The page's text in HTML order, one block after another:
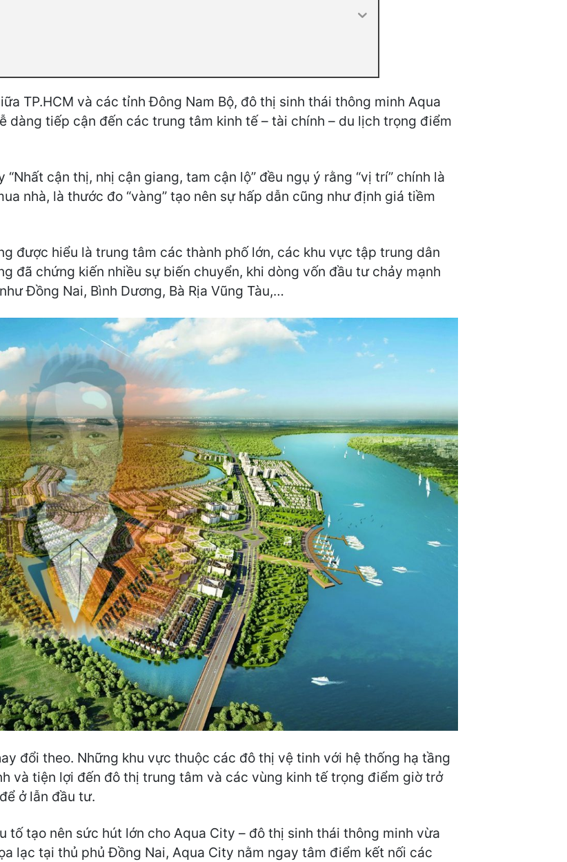
TP.HCM và các tỉnh Đông Nam Bộ, đô thị sinh thái thông minh Aqua
dàng tiếp cận đến các trung tâm kinh tế – tài chính – du lịch trọng điểm
cận thị, nhị cận giang, tam cận lộ” đều ngụ ý rằng “vị trí” chính là
nhà, là thước đo “vàng” tạo nên sự hấp dẫn cũng như định giá tiềm
được hiểu là trung tâm các thành phố lớn, các khu vực tập trung dân
đã chứng kiến nhiều sự biến chuyển, khi dòng vốn đầu tư chảy mạnh
Đồng Nai, Bình Dương, Bà Rịa Vũng Tàu,…
đổi theo. Những khu vực thuộc các đô thị vệ tinh với hệ thống hạ tầng
và tiện lợi đến đô thị trung tâm và các vùng kinh tế trọng điểm giờ trở
ở lẫn đầu tư.
tố tạo nên sức hút lớn cho Aqua City – đô thị sinh thái thông minh vừa
lạc tại thủ phủ Đồng Nai, Aqua City nằm ngay tâm điểm kết nối các